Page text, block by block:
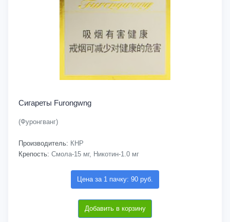
Сигареты Furongwng
(Фуронгванг)
Производитель: КНР
Крепость: Смола-15 мг, Никотин-1.0 мг
Цена за 1 пачку: 90 руб.
Добавить в корзину